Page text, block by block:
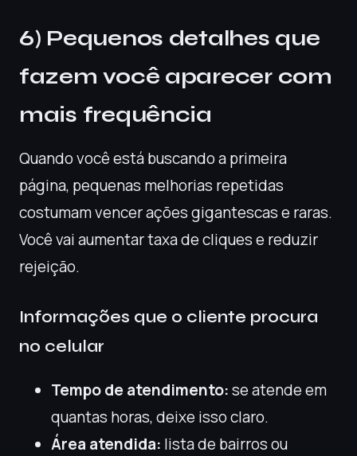
6) Pequenos detalhes que
fazem você aparecer com
mais frequência
Quando você está buscando a primeira
página, pequenas melhorias repetidas
costumam vencer ações gigantescas e raras.
Você vai aumentar taxa de cliques e reduzir
rejeição.
Informações que o cliente procura
no celular
Tempo de atendimento:se atende em
quantas horas, deixe isso claro.
Área atendida: lista de bairros ou